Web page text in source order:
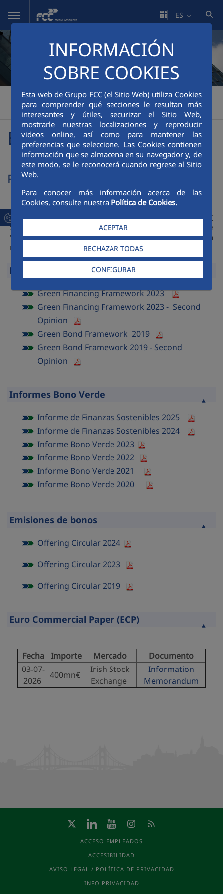
Saltar al contenido principal
INFORMACIÓN
SOBRE COOKIES
Esta web de Grupo FCC (el Sitio Web) utiliza Cookies
para comprender qué secciones le resultan más
interesantes y útiles, securizar el Sitio Web,
mostrarle nuestras localizaciones y reproducir
videos online, así como para mantener las
preferencias que seleccione. Las Cookies contienen
información que se almacena en su navegador y, de
este modo, se le reconocerá cuando regrese al Sitio
Web.
Para conocer más información acerca de las
Cookies, consulte nuestra Política de Cookies.
ACEPTAR
RECHAZAR TODAS
CONFIGURAR
ES
FCC Medio Ambiente > Información financiera >
Información Financiera > Emisiones y Rating
Emisiones y Rating
Finanzas Sostenibles
Fitch Ratings ha rebajado la calificación crediticia de FCC
Servicios Medio Ambiente Holding, S.A. a ‘BBB-’ desde
‘BBB’ con perspectiva estable (24-11-2025). La rebaja
refleja un nivel de inversión superior al previsto.
Marco del Bono Verde y Segunda Opinión
Green Financing Framework 2023
Green Financing Framework 2023 - Second
Opinion
Green Bond Framework 2019
Green Bond Framework 2019 - Second
Opinion
Informes Bono Verde
Informe de Finanzas Sostenibles 2025
Informe de Finanzas Sostenibles 2024
Informe Bono Verde 2023
Informe Bono Verde 2022
Informe Bono Verde 2021
Informe Bono Verde 2020
Emisiones de bonos
Offering Circular 2024
Offering Circular 2023
Offering Circular 2019
Euro Commercial Paper (ECP)
Fecha Importe Mercado
Documento
03-07-
2026
400mn€
Irish Stock
Exchange
Information
Memorandum
ACCESO EMPLEADOS
ACCESIBILIDAD
AVISO LEGAL / POLÍTICA DE PRIVACIDAD
INFO PRIVACIDAD